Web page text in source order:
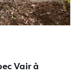
Vair à